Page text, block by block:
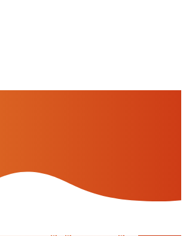
der VWG in der